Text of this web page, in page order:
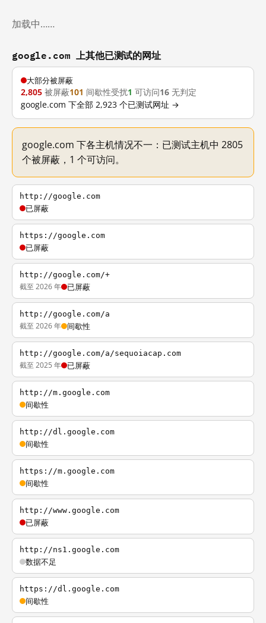
加载中……
google.com 上其他已测试的网址
大部分被屏蔽
2,805 被屏蔽101 间歇性受扰1 可访问16 无判定
google.com 下全部 2,923 个已测试网址 →
google.com 下各主机情况不一：已测试主机中 2805
个被屏蔽，1 个可访问。
http://google.com
已屏蔽
https://google.com
已屏蔽
http://google.com/+
截至 2026 年 已屏蔽
http://google.com/a
截至 2026 年 间歇性
http://google.com/a/sequoiacap.com
截至 2025 年 已屏蔽
http://m.google.com
间歇性
http://dl.google.com
间歇性
https://m.google.com
间歇性
http://www.google.com
已屏蔽
http://ns1.google.com
数据不足
https://dl.google.com
间歇性